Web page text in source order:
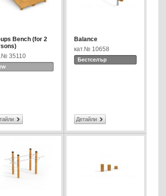
Bench (for 2
35110
Balance
кат.№ 10658
Бестселър
Детайли